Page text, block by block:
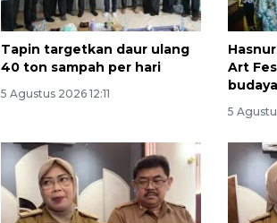
Tapin targetkan daur ulang
40 ton sampah per hari
5 Agustus 2026 12:11
Art
5
Vaksin HPV
2026-08-06